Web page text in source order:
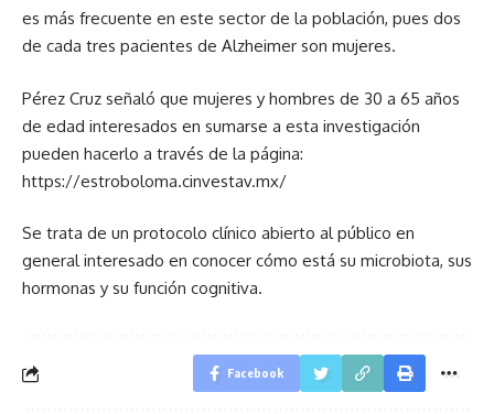
es más frecuente en este sector de la población, pues dos
de cada tres pacientes de Alzheimer son mujeres.
Pérez Cruz señaló que mujeres y hombres de 30 a 65 años
de edad interesados en sumarse a esta investigación
pueden hacerlo a través de la página:
https://estroboloma.cinvestav.mx/
Se trata de un protocolo clínico abierto al público en
general interesado en conocer cómo está su microbiota, sus
hormonas y su función cognitiva.
Facebook